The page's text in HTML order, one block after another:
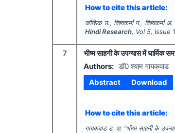
How to cite this article:
कौशिक उ., विश्वकर्मा न., विश्वकर्मा
Hindi Research, Vol 5, Issue 1
7
भीष्म साहनी के उपन्यास में धार्मिक
Authors: डॉ0 श्याम गायकवाड
Abstract
Download
How to cite this article:
गायकवाड ड. श. "भीष्म साहनी के